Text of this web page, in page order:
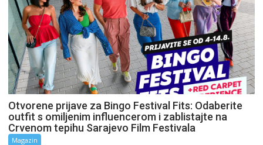
Otvorene prijave za Bingo Festival Fits: Odaberite
outfit s omiljenim influencerom i zablistajte na
Crvenom tepihu Sarajevo Film Festivala
Magazin